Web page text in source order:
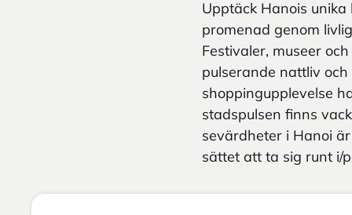
Upptäck Hanois
promenad genom
Festivaler, museer
pulserande nattliv
shoppingupplevelse
stadspulsen finns
sevärdheter i Hanoi
sättet att ta sig runt i/